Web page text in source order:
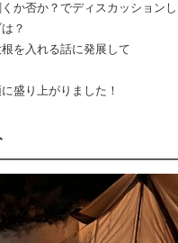
か否か？でディスカッション
？
を入れる話に発展して
盛り上がりました！